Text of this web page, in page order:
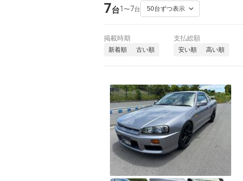
7台1 〜7台
掲載時期
新着順 古い順
支払総額
安い順 高い順